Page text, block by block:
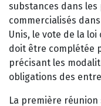
substances dans
commercialisés
Unis, le vote de la
doit être complétée
précisant les
obligations des
La première